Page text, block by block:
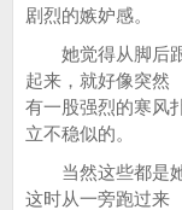
剧烈的嫉妒感。
她觉得从脚后跟
起来，就好像突然
有一股强烈的寒风
立不稳似的。
当然这些都是她
这时从一旁跑过来